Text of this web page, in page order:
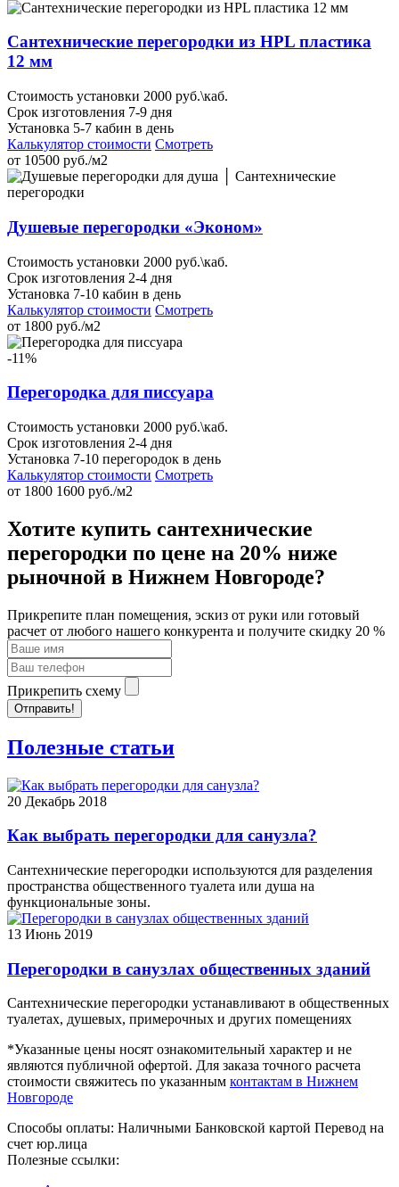
Сантехнические перегородки из HPL пластика
12 мм
Стоимость установки 2000 руб.\каб.
Срок изготовления 7-9 дня
Установка 5-7 кабин в день
Калькулятор стоимости Смотреть
от 10500 руб./м2
Душевые перегородки «Эконом»
Стоимость установки 2000 руб.\каб.
Срок изготовления 2-4 дня
Установка 7-10 кабин в день
Калькулятор стоимости Смотреть
от 1800 руб./м2
-11%
Перегородка для писсуара
Стоимость установки 2000 руб.\каб.
Срок изготовления 2-4 дня
Установка 7-10 перегородок в день
Калькулятор стоимости Смотреть
от 1800 1600 руб./м2
Хотите купить сантехнические
перегородки по цене на 20% ниже
рыночной в Нижнем Новгороде?
Прикрепите план помещения, эскиз от руки или готовый
расчет от любого нашего конкурента и получите скидку 20 %
Прикрепить схему
Отправить!
Полезные статьи
20 Декабрь 2018
Как выбрать перегородки для санузла?
Сантехнические перегородки используются для разделения
пространства общественного туалета или душа на
функциональные зоны.
13 Июнь 2019
Перегородки в санузлах общественных зданий
Сантехнические перегородки устанавливают в общественных
туалетах, душевых, примерочных и других помещениях
*Указанные цены носят ознакомительный характер и не
являются публичной офертой. Для заказа точного расчета
стоимости свяжитесь по указанным контактам в Нижнем
Новгороде
Способы оплаты: Наличными Банковской картой Перевод на
счет юр.лица
Полезные ссылки: